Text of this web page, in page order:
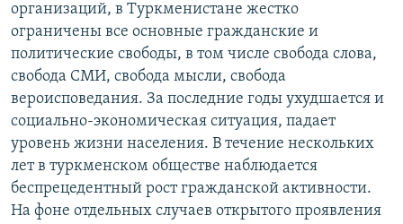
организаций, в Туркменистане жестко
ограничены все основные гражданские и
политические свободы, в том числе свобода слова,
свобода СМИ, свобода мысли, свобода
вероисповедания. За последние годы ухудшается и
социально-экономическая ситуация, падает
уровень жизни населения. В течение нескольких
лет в туркменском обществе наблюдается
беспрецедентный рост гражданской активности.
На фоне отдельных случаев открытого проявления